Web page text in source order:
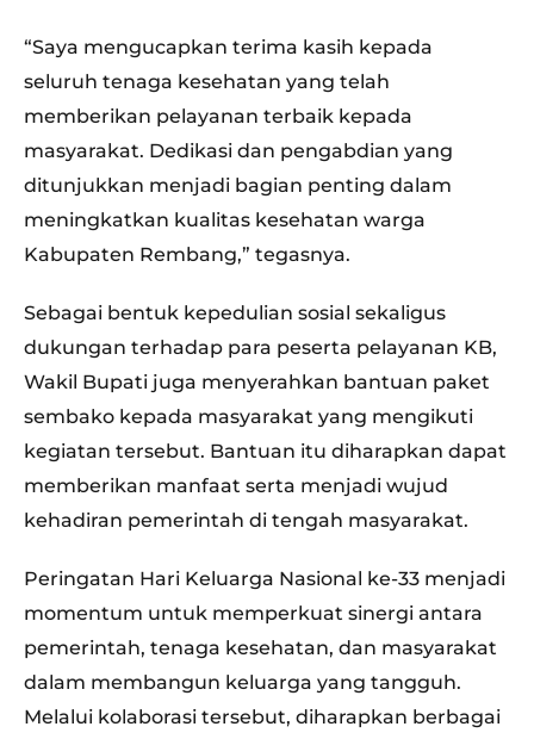
“Saya mengucapkan terima kasih kepada
seluruh tenaga kesehatan yang telah
memberikan pelayanan terbaik kepada
masyarakat. Dedikasi dan pengabdian yang
ditunjukkan menjadi bagian penting dalam
meningkatkan kualitas kesehatan warga
Kabupaten Rembang,” tegasnya.
Sebagai bentuk kepedulian sosial sekaligus
dukungan terhadap para peserta pelayanan KB,
Wakil Bupati juga menyerahkan bantuan paket
sembako kepada masyarakat yang mengikuti
kegiatan tersebut. Bantuan itu diharapkan dapat
memberikan manfaat serta menjadi wujud
kehadiran pemerintah di tengah masyarakat.
Peringatan Hari Keluarga Nasional ke-33 menjadi
momentum untuk memperkuat sinergi antara
pemerintah, tenaga kesehatan, dan masyarakat
dalam membangun keluarga yang tangguh.
Melalui kolaborasi tersebut, diharapkan berbagai